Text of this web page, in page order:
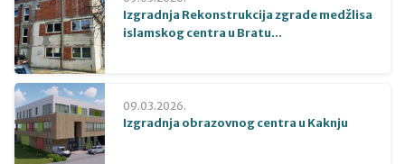
Izgradnja Rekonstrukcija zgrade medžlisa
islamskog centra u Bratu...
09.03.2026.
Izgradnja obrazovnog centra u Kaknju